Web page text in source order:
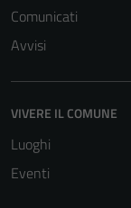
Comunicati
Avvisi
VIVERE IL COMUNE
Luoghi
Eventi